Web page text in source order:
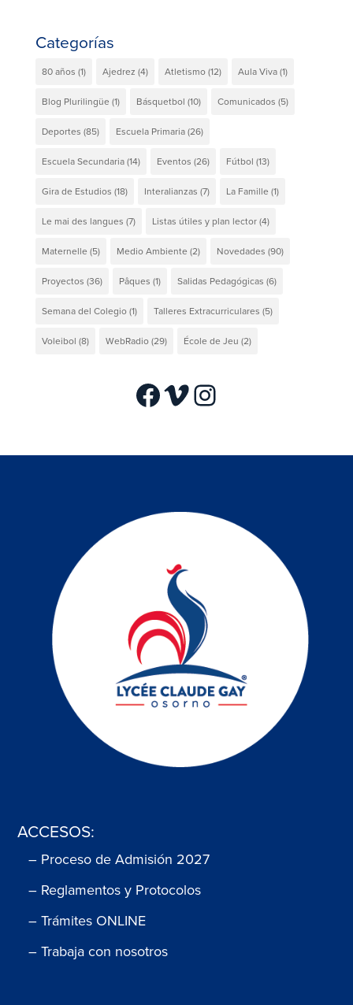
Categorías
80 años (1) Ajedrez (4) Atletismo(12) Aula Viva(1)
Blog Plurilingüe (1) Básquetbol (10) Comunicados (5)
Deportes (85) Escuela Primaria(26)
Escuela Secundaria(14) Eventos (26) Fútbol (13)
Gira de Estudios (18) Interalianzas (7) La Famille (1)
Le mai des langues (7) Listas útiles y plan lector(4)
Maternelle (5) Medio Ambiente (2) Novedades (90)
Proyectos (36) Pâques (1) Salidas Pedagógicas (6)
Semana del Colegio(1) Talleres Extracurriculares (5)
Voleibol (8) WebRadio(29) École de Jeu (2)
Facebook
VimeoInstagram
ACCESOS:
– Proceso de Admisión 2027
– Reglamentos y Protocolos
– Trámites ONLINE
– Trabaja con nosotros